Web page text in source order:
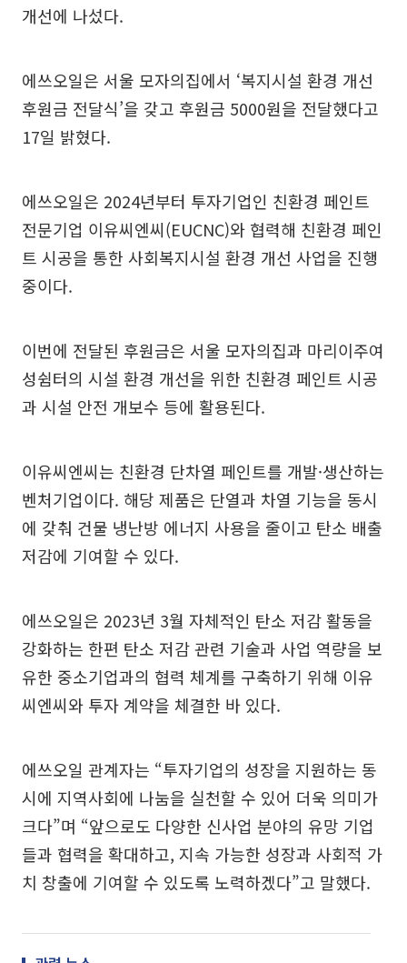
개선에 나섰다.
에쓰오일은 서울 모자의집에서 ‘복지시설 환경 개선
후원금 전달식’을 갖고 후원금 5000원을 전달했다고
17일 밝혔다.
에쓰오일은 2024년부터 투자기업인 친환경 페인트
전문기업 이유씨엔씨(EUCNC)와 협력해 친환경 페인
트 시공을 통한 사회복지시설 환경 개선 사업을 진행
중이다.
이번에 전달된 후원금은 서울 모자의집과 마리이주여
성쉼터의 시설 환경 개선을 위한 친환경 페인트 시공
과 시설 안전 개보수 등에 활용된다.
이유씨엔씨는 친환경 단차열 페인트를 개발·생산하는
벤처기업이다. 해당 제품은 단열과 차열 기능을 동시
에 갖춰 건물 냉난방 에너지 사용을 줄이고 탄소 배출
저감에 기여할 수 있다.
에쓰오일은 2023년 3월 자체적인 탄소 저감 활동을
강화하는 한편 탄소 저감 관련 기술과 사업 역량을 보
유한 중소기업과의 협력 체계를 구축하기 위해 이유
씨엔씨와 투자 계약을 체결한 바 있다.
에쓰오일 관계자는 “투자기업의 성장을 지원하는 동
시에 지역사회에 나눔을 실천할 수 있어 더욱 의미가
크다”며 “앞으로도 다양한 신사업 분야의 유망 기업
들과 협력을 확대하고, 지속 가능한 성장과 사회적 가
치 창출에 기여할 수 있도록 노력하겠다”고 말했다.